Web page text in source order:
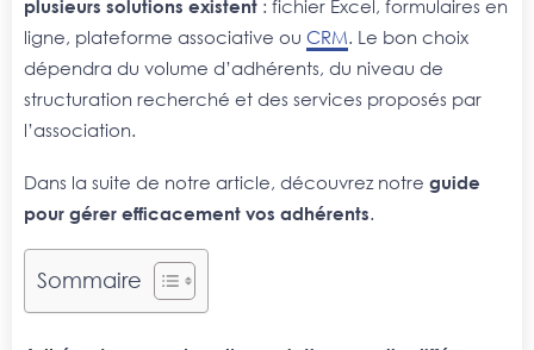
plusieurs solutions existent : fichier Excel, formulaires en
ligne, plateforme associative ou CRM. Le bon choix
dépendra du volume d’adhérents, du niveau de
structuration recherché et des services proposés par
l’association.
Dans la suite de notre article, découvrez notre guide
pour gérer efficacement vos adhérents.
Sommaire